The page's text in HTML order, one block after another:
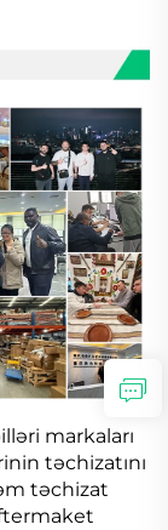
markaları
təchizatını
təchizat